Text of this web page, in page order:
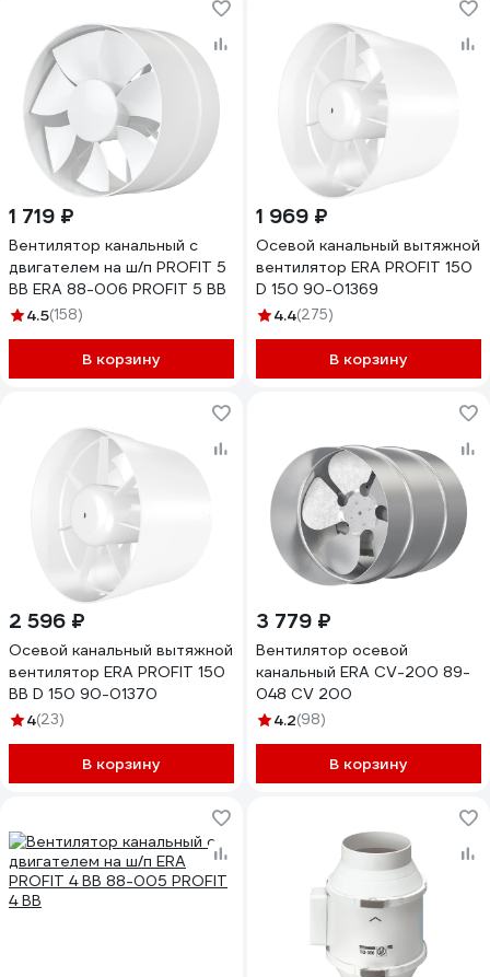
1 719 ₽
Вентилятор канальный с
двигателем на ш/п PROFIT 5
ВВ ERA 88-006 PROFIT 5 BB
4.5(158)
В корзину
1 969 ₽
Осевой канальный вытяжной
вентилятор ERA PROFIT 150
D 150 90-01369
4.4(275)
В корзину
2 596 ₽
Осевой канальный вытяжной
вентилятор ERA PROFIT 150
BB D 150 90-01370
4(23)
В корзину
3 779 ₽
Вентилятор осевой
канальный ERA CV-200 89-
048 CV 200
4.2(98)
В корзину